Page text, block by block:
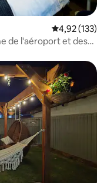
Évaluation
4,92 (133)
de l'aéroport et des